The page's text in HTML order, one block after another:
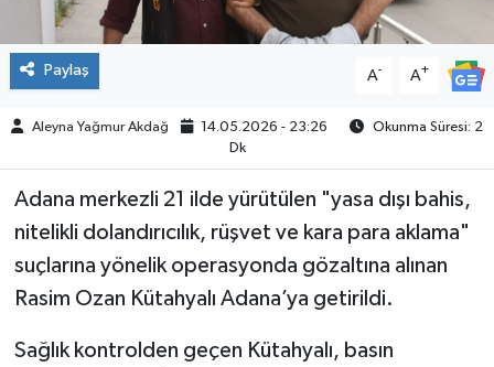
Paylaş A- A+
Aleyna Yağmur Akdağ 14.05.2026 - 23:26
Okunma Süresi: 2
Dk
Adana merkezli 21 ilde yürütülen "yasa dışı bahis,
nitelikli dolandırıcılık, rüşvet ve kara para aklama"
suçlarına yönelik operasyonda gözaltına alınan
Rasim Ozan Kütahyalı Adana’ya getirildi.
Sağlık kontrolden geçen Kütahyalı, basın